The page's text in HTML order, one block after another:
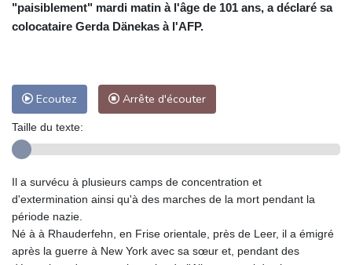
"paisiblement" mardi matin à l'âge de 101 ans, a déclaré sa
colocataire Gerda Dänekas à l'AFP.
Ecoutez Arrête d'écouter
Taille du texte:
Il a survécu à plusieurs camps de concentration et
d'extermination ainsi qu'à des marches de la mort pendant la
période nazie.
Né à à Rhauderfehn, en Frise orientale, près de Leer, il a émigré
après la guerre à New York avec sa sœur et, pendant des